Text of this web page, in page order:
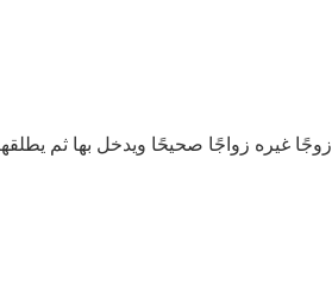
غيره زواجًا صحيحًا ويدخل بها ثم